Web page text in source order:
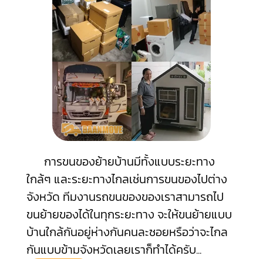
การขนของย้ายบ้านมีทั้งแบบระยะทาง
ใกล้ๆ และระยะทางไกลเช่นการขนของไปต่าง
จังหวัด ทีมงานรถขนของของเราสามารถไป
ขนย้ายของได้ในทุกระยะทาง จะให้ขนย้ายแบบ
บ้านใกล้กันอยู่ห่างกันคนละซอยหรือว่าจะไกล
กันแบบข้ามจังหวัดเลยเราก็ทำได้ครับ...